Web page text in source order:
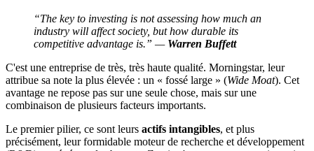
“The key to investing is not assessing how much an
industry will affect society, but how durable its
competitive advantage is.” — Warren Buffett
C'est une entreprise de très, très haute qualité. Morningstar, leur
attribue sa note la plus élevée : un « fossé large » (Wide Moat). Cet
avantage ne repose pas sur une seule chose, mais sur une
combinaison de plusieurs facteurs importants.
Le premier pilier, ce sont leurs actifs intangibles, et plus
précisément, leur formidable moteur de recherche et développement